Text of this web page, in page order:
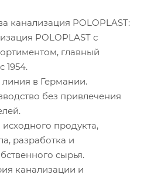
канализация POLOPLAST:
POLOPLAST с
главный
1954.
в Германии.
без привлечения
продукта,
разработка и
сырья.
канализации и